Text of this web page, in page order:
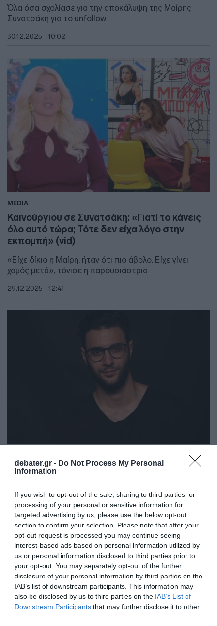
debater.gr - Do Not Process My Personal
Information
If you wish to opt-out of the sale, sharing to third parties, or
processing of your personal or sensitive information for
targeted advertising by us, please use the below opt-out
section to confirm your selection. Please note that after your
opt-out request is processed you may continue seeing
interest-based ads based on personal information utilized by
us or personal information disclosed to third parties prior to
your opt-out. You may separately opt-out of the further
disclosure of your personal information by third parties on the
IAB’s list of downstream participants. This information may
also be disclosed by us to third parties on the IAB’s List of
Downstream Participants that may further disclose it to other
Όλα όσα σχολίασε για την αποκάλυψη της Μαίρης
Συνατσάκη για το unfollow
30.12.2025 - 10:02
MEDIA
Καινούργιου σε Συνατσάκη: «Γιατί το κάνεις
όλο αυτό τώρα; Τότε δεν είχα λόγο στην
εκπομπή» (vid)
«Είχε δίκιο η Μαίρη, ήταν ότι πιο άβολο. Είχε γίνει
χαμός μετά», τόνισε η παρουσιάστρια
29.12.2025 - 12:41
Ίαν Στρατής: «Σχεδόν κάθε μέρα κλαίω, κάθε
μου»
«Δε με ενδιαφέρει καθόλου τι θα πει ο κόσμος για
μένα»
27.11.2025 - 17:42